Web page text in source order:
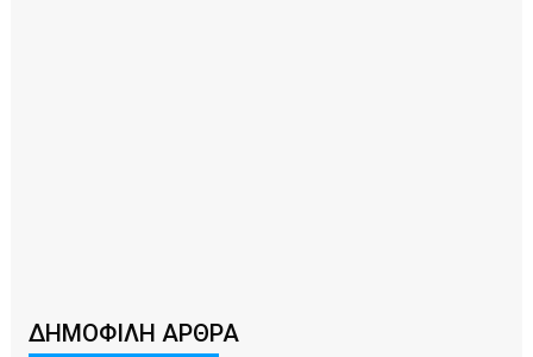
ΔΗΜΟΦΙΛΗ ΑΡΘΡΑ